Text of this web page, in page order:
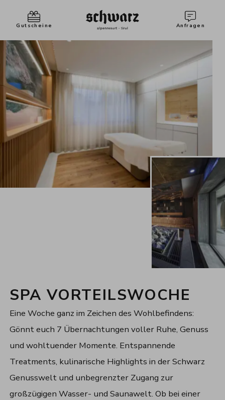
Gutscheine Anfragen
SPA VORTEILSWOCHE
Eine Woche ganz im Zeichen des Wohlbefindens:
Gönnt euch 7 Übernachtungen voller Ruhe, Genuss
und wohltuender Momente. Entspannende
Treatments, kulinarische Highlights in der Schwarz
Genusswelt und unbegrenzter Zugang zur
großzügigen Wasser- und Saunawelt. Ob bei einer